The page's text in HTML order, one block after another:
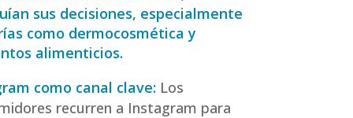
sus decisiones, especialmente
como dermocosmética y
alimenticios.
como canal clave: Los
recurren a Instagram para